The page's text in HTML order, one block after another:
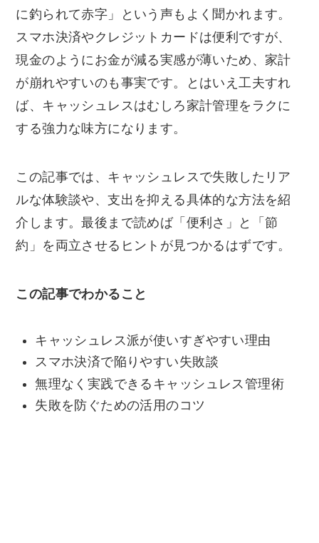
に釣られて赤字」という声もよく聞かれます。
スマホ決済やクレジットカードは便利ですが、
現金のようにお金が減る実感が薄いため、家計
が崩れやすいのも事実です。とはいえ工夫すれ
ば、キャッシュレスはむしろ家計管理をラクに
する強力な味方になります。
この記事では、キャッシュレスで失敗したリア
ルな体験談や、支出を抑える具体的な方法を紹
介します。最後まで読めば「便利さ」と「節
約」を両立させるヒントが見つかるはずです。
この記事でわかること
キャッシュレス派が使いすぎやすい理由
スマホ決済で陥りやすい失敗談
無理なく実践できるキャッシュレス管理術
失敗を防ぐための活用のコツ